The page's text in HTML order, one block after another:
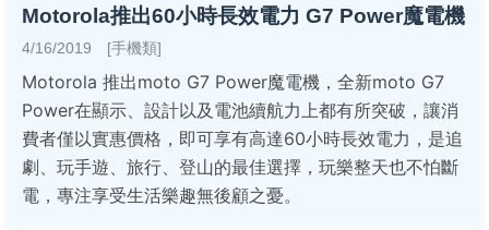
Motorola推出60小時長效電力 G7 Power魔電機
4/16/2019 [手機類]
Motorola 推出moto G7 Power魔電機，全新moto G7
Power在顯示、設計以及電池續航力上都有所突破，讓消
費者僅以實惠價格，即可享有高達60小時長效電力，是追
劇、玩手遊、旅行、登山的最佳選擇，玩樂整天也不怕斷
電，專注享受生活樂趣無後顧之憂。